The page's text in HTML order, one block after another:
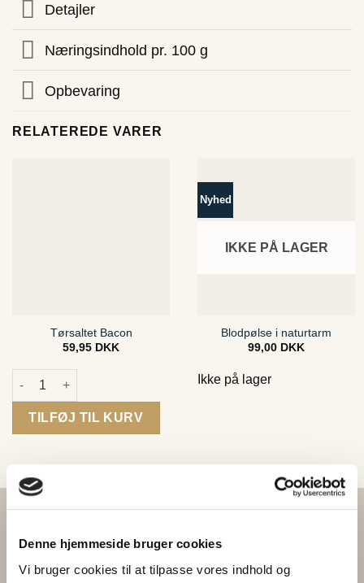
Denne hjemmeside bruger cookies
Vi bruger cookies til at tilpasse vores indhold og
Detajler
Næringsindhold pr. 100 g
Opbevaring
RELATEREDE VARER
Tørsaltet Bacon
59,95 DKK
Tørsaltet Bacon antal
TILFØJ TIL KURV
Nyhed
IKKE PÅ LAGER
Blodpølse i naturtarm
99,00 DKK
Ikke på lager